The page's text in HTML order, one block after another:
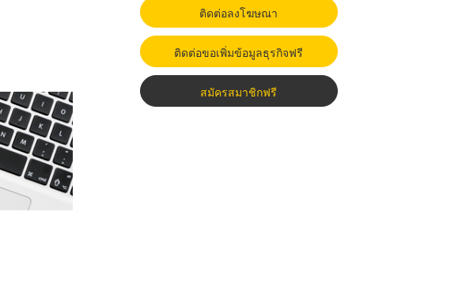
ติดต่อลงโฆษณา
ติดต่อขอเพิ่มข้อมูลธุรกิจฟรี
สมัครสมาชิกฟรี